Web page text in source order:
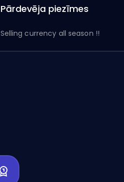
Pārdevēja piezīmes
Selling currency all season !!